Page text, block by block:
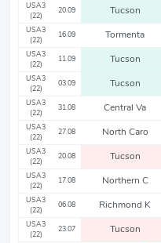
USA3
(22)
20.09 Tucson
USA3
(22)
16.09 Tormenta
USA3
(22)
11.09 Tucson
USA3
(22)
03.09 Tucson
USA3
(22)
31.08 Central Va
USA3
(22)
27.08 North Caro
USA3
(22)
20.08 Tucson
USA3
(22)
17.08 Northern C
USA3
(22)
06.08 Richmond K
USA3
(22)
23.07 Tucson